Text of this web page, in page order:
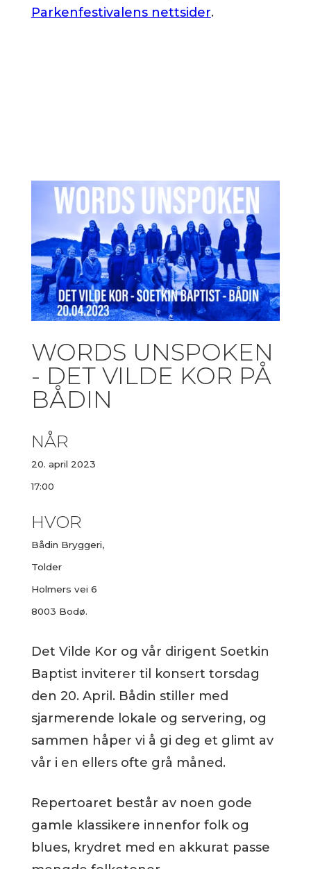
Parkenfestivalens nettsider.
WORDS UNSPOKEN
- DET VILDE KOR PÅ
BÅDIN
NÅR
20. april 2023
17:00
HVOR
Bådin Bryggeri,
Tolder
Holmers vei 6
8003 Bodø.
Det Vilde Kor og vår dirigent Soetkin
Baptist inviterer til konsert torsdag
den 20. April. Bådin stiller med
sjarmerende lokale og servering, og
sammen håper vi å gi deg et glimt av
vår i en ellers ofte grå måned.
Repertoaret består av noen gode
gamle klassikere innenfor folk og
blues, krydret med en akkurat passe